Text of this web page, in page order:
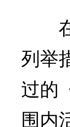
在
列举
过的
围内